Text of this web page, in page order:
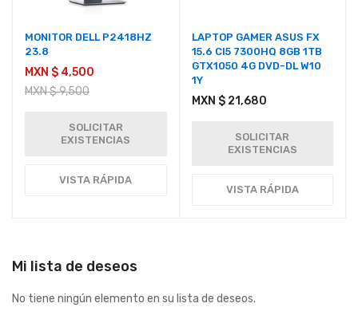
MONITOR DELL P2418HZ
23.8
MXN $ 4,500
MXN $ 9,500
SOLICITAR
EXISTENCIAS
VISTA RÁPIDA
LAPTOP GAMER ASUS FX
15.6 CI5 7300HQ 8GB 1TB
GTX1050 4G DVD-DL W10
1Y
MXN $ 21,680
SOLICITAR
EXISTENCIAS
VISTA RÁPIDA
Mi lista de deseos
No tiene ningún elemento en su lista de deseos.